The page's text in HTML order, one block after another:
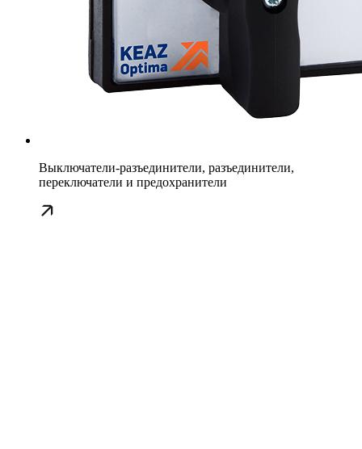
Выключатели-разъединители, разъединители,
переключатели и предохранители